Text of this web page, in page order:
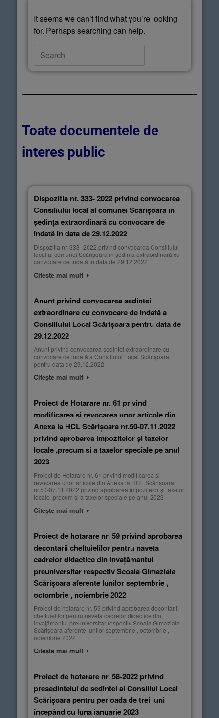
It seems we can’t find what you’re looking
for. Perhaps searching can help.
Toate documentele de
interes public
Dispozitia nr. 333- 2022 privind convocarea
Consiliului local al comunei Scărișoara în
ședința extraordinară cu convocare de
îndată în data de 29.12.2022
Dispozitia nr. 333- 2022 privind convocarea Consiliului
local al comunei Scărișoara în ședința extraordinară cu
convocare de îndată în data de 29.12.2022
Citește mai mult
Anunt privind convocarea sedintei
extraordinare cu convocare de indată a
Consiliului Local Scărișoara pentru data de
29.12.2022
Anunt privind convocarea sedintei extraordinare cu
convocare de indată a Consiliului Local Scărișoara
pentru data de 29.12.2022
Citește mai mult
Proiect de Hotarare nr. 61 privind
modificarea si revocarea unor articole din
Anexa la HCL Scărișoara nr.50-07.11.2022
privind aprobarea impozitelor și taxelor
locale ,precum si a taxelor speciale pe anul
2023
Proiect de Hotarare nr. 61 privind modificarea si
revocarea unor articole din Anexa la HCL Scărișoara
nr.50-07.11.2022 privind aprobarea impozitelor și taxelor
locale ,precum si a taxelor speciale pe anul 2023
Citește mai mult
Proiect de hotarare nr. 59 privind aprobarea
decontarii cheltuielilor pentru naveta
cadrelor didactice din invațămantul
preuniversitar respectiv Scoala Gimaziala
Scărișoara aferente lunilor septembrie ,
octombrie , noiembrie 2022
Proiect de hotarare nr. 59 privind aprobarea decontarii
cheltuielilor pentru naveta cadrelor didactice din
invațămantul preuniversitar respectiv Scoala Gimaziala
Scărișoara aferente lunilor septembrie , octombrie ,
noiembrie 2022
Citește mai mult
Proiect de hotarare nr. 58-2022 privind
presedintelui de sedintei al Consiliul Local
Scărișoara pentru perioada de trei luni
începând cu luna ianuarie 2023